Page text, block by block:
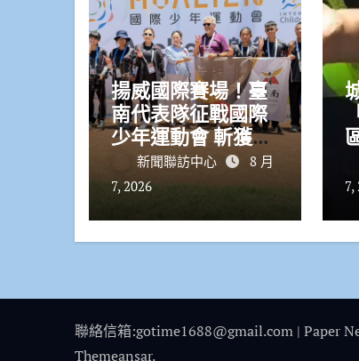
揚威國際賽場！臺
南代表隊征戰國際
少年運動會 斬獲7
金2銀4銅
新聞聯訪中心
8 月
7, 2026
7,
聯絡信箱:gotime1688@gmail.com | Paper
Themeansar.